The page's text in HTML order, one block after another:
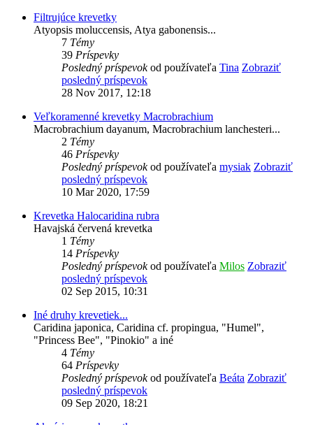
Filtrujúce krevetky
Atyopsis moluccensis, Atya gabonensis...
7 Témy
39 Príspevky
Posledný príspevokod používateľa Tina Zobraziť
posledný príspevok
28 Nov 2017, 12:18
Veľkoramenné krevetky Macrobrachium
Macrobrachium dayanum, Macrobrachium lanchesteri...
2 Témy
46 Príspevky
Posledný príspevokod používateľa mysiak Zobraziť
posledný príspevok
10 Mar 2020, 17:59
Krevetka Halocaridina rubra
Havajská červená krevetka
1 Témy
14 Príspevky
Posledný príspevokod používateľa Milos Zobraziť
posledný príspevok
02 Sep 2015, 10:31
Iné druhy krevetiek...
Caridina japonica, Caridina cf. propingua, "Humel",
"Princess Bee", "Pinokio" a iné
4 Témy
64 Príspevky
Posledný príspevokod používateľa Beáta Zobraziť
posledný príspevok
09 Sep 2020, 18:21